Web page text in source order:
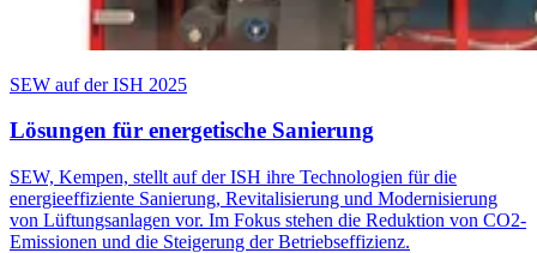
SEW auf der ISH 2025
Lösungen für energetische Sanierung
SEW, Kempen, stellt auf der ISH ihre Technologien für die
energieeffiziente Sanierung, Revitalisierung und Modernisierung
von Lüftungsanlagen vor. Im Fokus stehen die Reduktion von CO2-
Emissionen und die Steigerung der Betriebseffizienz.